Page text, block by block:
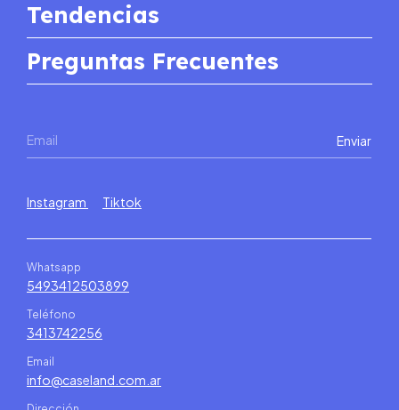
Tendencias
Preguntas Frecuentes
Instagram Tiktok
Whatsapp
5493412503899
Teléfono
3413742256
Email
info@caseland.com.ar